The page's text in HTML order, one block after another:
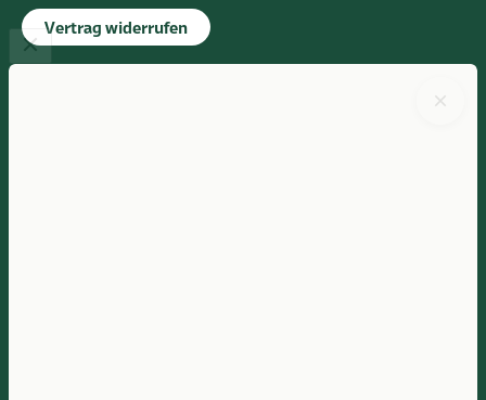
Vertrag widerrufen